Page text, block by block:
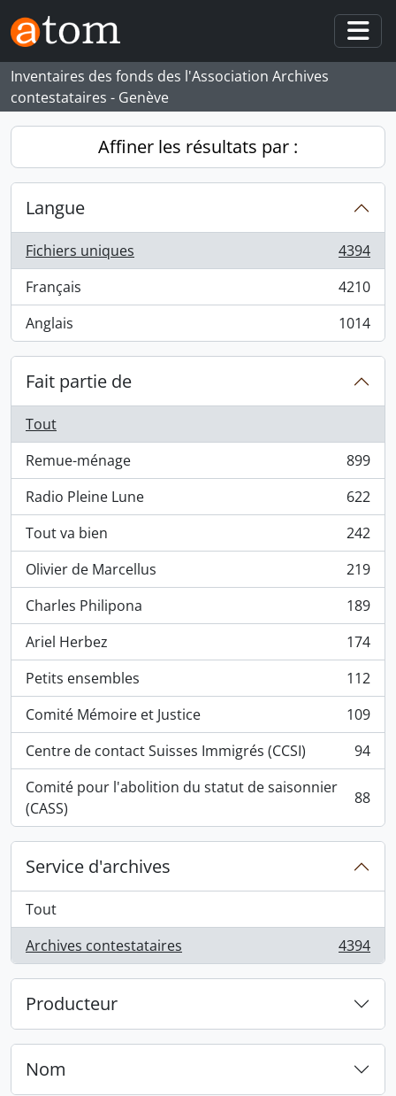
Skip to main content
Inventaires des fonds des l'Association Archives
contestataires - Genève
Affiner les résultats par :
Langue
Fichiers uniques
, 4394 résultats
4394
Français
, 4210 résultats
4210
Anglais
, 1014 résultats 1014
Fait partie de
Tout
Remue-ménage
, 899 résultats
899
Radio Pleine Lune
, 622 résultats
622
Tout va bien
, 242 résultats
242
Olivier de Marcellus
, 219 résultats
219
Charles Philipona
, 189 résultats
189
Ariel Herbez
, 174 résultats
174
Petits ensembles
, 112 résultats
112
Comité Mémoire et Justice
, 109 résultats
109
Centre de contact Suisses Immigrés (CCSI)
, 94 résultats
94
Comité pour l'abolition du statut de saisonnier
(CASS)
, 88 résultats 88
Service d'archives
Tout
Archives contestataires
, 4394 résultats 4394
Producteur
Nom